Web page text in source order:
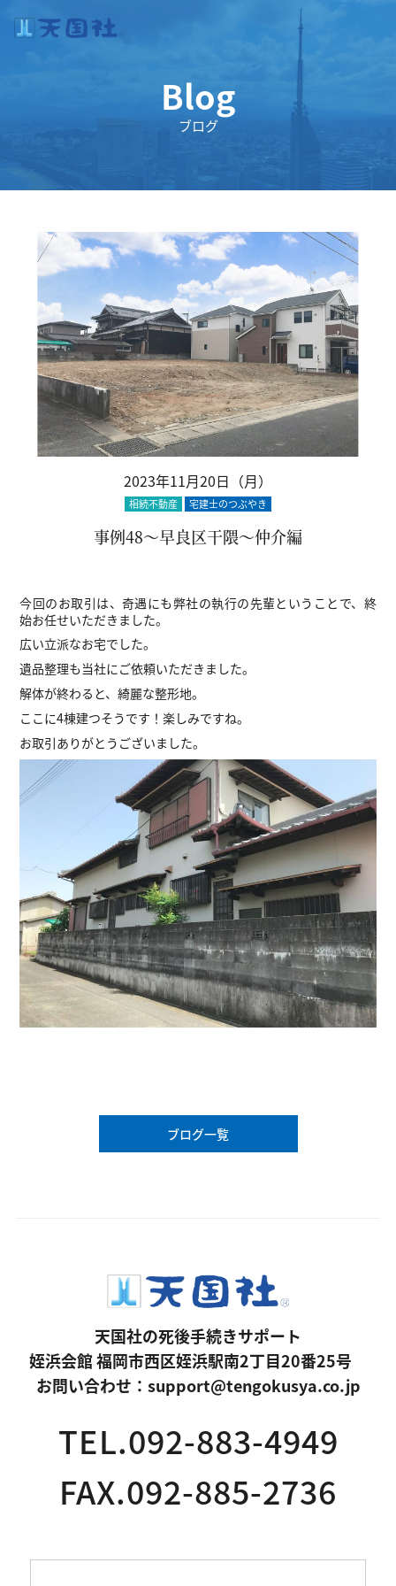
Blog
ブログ
2023年11月20日（月）
相続不動産 宅建士のつぶやき
事例48～早良区干隈～仲介編
今回のお取引は、奇遇にも弊社の執行の先輩ということで、終
始お任せいただきました。
広い立派なお宅でした。
遺品整理も当社にご依頼いただきました。
解体が終わると、綺麗な整形地。
ここに4棟建つそうです！楽しみですね。
お取引ありがとうございました。
ブログ一覧
天国社の死後手続きサポート
姪浜会館 福岡市西区姪浜駅南2丁目20番25号
お問い合わせ： support@tengokusya.co.jp
TEL.092-883-4949
FAX.092-885-2736